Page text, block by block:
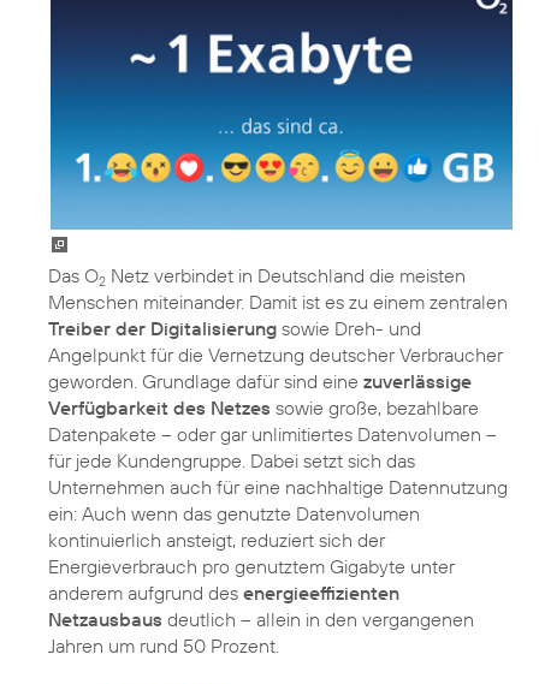
Das O2 Netz verbindet in Deutschland die meisten
Menschen miteinander. Damit ist es zu einem zentralen
Treiber der Digitalisierung sowie Dreh- und
Angelpunkt für die Vernetzung deutscher Verbraucher
geworden. Grundlage dafür sind eine zuverlässige
Verfügbarkeit des Netzes sowie große, bezahlbare
Datenpakete – oder gar unlimitiertes Datenvolumen –
für jede Kundengruppe. Dabei setzt sich das
Unternehmen auch für eine nachhaltige Datennutzung
ein: Auch wenn das genutzte Datenvolumen
kontinuierlich ansteigt, reduziert sich der
Energieverbrauch pro genutztem Gigabyte unter
anderem aufgrund des energieeffizienten
Netzausbaus deutlich – allein in den vergangenen
Jahren um rund 50 Prozent.